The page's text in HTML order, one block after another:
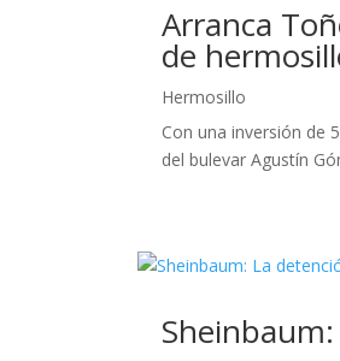
Arranca
de
Hermosillo
Con una inversión de
del bulevar Agustín